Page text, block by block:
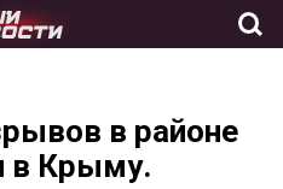
в районе
в Крыму.